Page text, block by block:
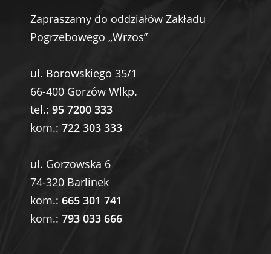
Zapraszamy do oddziałów Zakładu
Pogrzebowego „Wrzos”
ul. Borowskiego 35/1
66-400 Gorzów Wlkp.
tel.: 95 7200 333
kom.: 722 303 333
ul. Gorzowska 6
74-320 Barlinek
kom.: 665 301 741
kom.: 793 033 666